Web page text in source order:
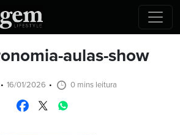
aulas-show
16/01/2026 0 mins leitura